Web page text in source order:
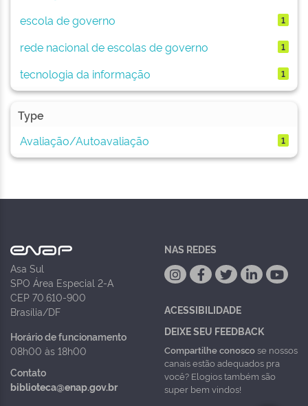
escola de governo 1
rede nacional de escolas de governo 1
tecnologia da informação 1
Type
Avaliação/Autoavaliação
1
Asa Sul
SPO Área Especial 2-A
CEP 70.610-900
Brasília/DF
Horário de funcionamento
08h00 às 18h00
Contato
biblioteca@enap.gov.br
NAS REDES
ACESSIBILIDADE
DEIXE SEU FEEDBACK
Compartilhe conoscose nossos
canais estão adequados pra
você? Elogios também são
super bem vindos!